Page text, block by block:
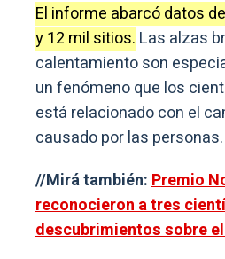
El informe abarcó datos
y 12 mil sitios. Las alzas
calentamiento son
un fenómeno que los
está relacionado con el
causado por las personas.
//Mirá también:Premio
reconocieron a tres
descubrimientos sobre